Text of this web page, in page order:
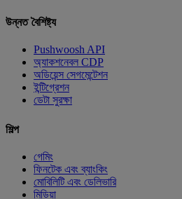
উন্নত বৈশিষ্ট্য
Pushwoosh API
অ্যাকশনেবল CDP
অডিয়েন্স সেগমেন্টেশন
ইন্টিগ্রেশন
ডেটা সুরক্ষা
শিল্প
গেমিং
ফিনটেক এবং ব্যাংকিং
মোবিলিটি এবং ডেলিভারি
মিডিয়া